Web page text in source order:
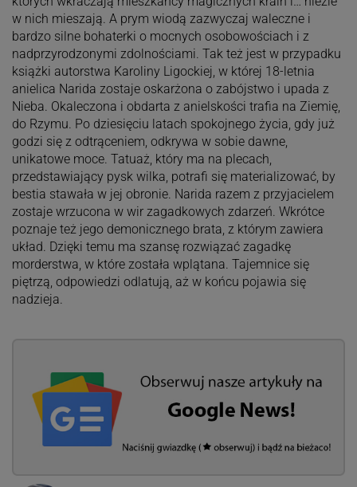
w nich mieszają. A prym wiodą zazwyczaj waleczne i
bardzo silne bohaterki o mocnych osobowościach i z
nadprzyrodzonymi zdolnościami. Tak też jest w przypadku
książki autorstwa Karoliny Ligockiej, w której 18-letnia
anielica Narida zostaje oskarżona o zabójstwo i upada z
Nieba. Okaleczona i obdarta z anielskości trafia na Ziemię,
do Rzymu. Po dziesięciu latach spokojnego życia, gdy już
godzi się z odtrąceniem, odkrywa w sobie dawne,
unikatowe moce. Tatuaż, który ma na plecach,
przedstawiający pysk wilka, potrafi się materializować, by
bestia stawała w jej obronie. Narida razem z przyjacielem
zostaje wrzucona w wir zagadkowych zdarzeń. Wkrótce
poznaje też jego demonicznego brata, z którym zawiera
układ. Dzięki temu ma szansę rozwiązać zagadkę
morderstwa, w które została wplątana. Tajemnice się
piętrzą, odpowiedzi odlatują, aż w końcu pojawia się
nadzieja.